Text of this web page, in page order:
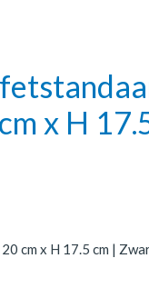
x H
cm x H 17.5 cm |